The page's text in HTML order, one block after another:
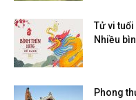
Tử vi
Nhiều
Phong